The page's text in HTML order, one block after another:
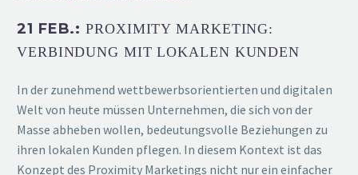
21 FEB.:PROXIMITY MARKETING:
VERBINDUNG MIT LOKALEN KUNDEN
In der zunehmend wettbewerbsorientierten und digitalen
Welt von heute müssen Unternehmen, die sich von der
Masse abheben wollen, bedeutungsvolle Beziehungen zu
ihren lokalen Kunden pflegen. In diesem Kontext ist das
Konzept des Proximity Marketings nicht nur ein einfacher